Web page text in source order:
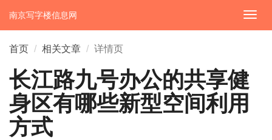
切
换
南京写字楼信息网
首页 相关文章 详情页
长江路九号办公的共享健
身区有哪些新型空间利用
方式